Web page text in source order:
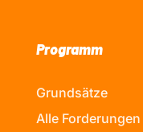
Programm
Grundsätze
Alle Forderungen